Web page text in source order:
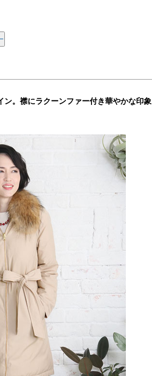
。襟にラクーンファー付き華やかな印象